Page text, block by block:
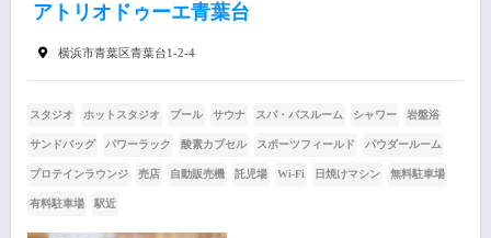
アトリオドゥーエ青葉台
横浜市青葉区青葉台1-2-4
スタジオ ホットスタジオ プール サウナ スパ・バスルーム シャワー 岩盤浴
サンドバッグ パワーラック 酸素カプセル スポーツフィールド パウダールーム
プロテインラウンジ 売店 自動販売機 託児場 Wi-Fi 日焼けマシン 無料駐車場
有料駐車場 駅近